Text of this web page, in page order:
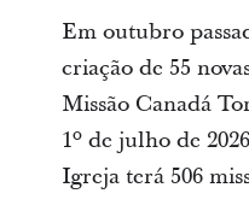
Em outubro
criação de 55
Missão Canadá
1º de julho de
Igreja terá 506